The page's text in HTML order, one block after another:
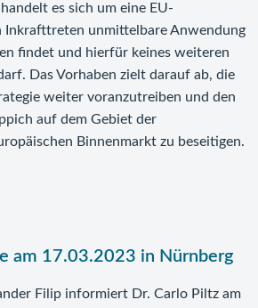
es sich um eine EU-
Inkrafttreten unmittelbare Anwendung
findet und hierfür keines weiteren
Das Vorhaben zielt darauf ab, die
weiter voranzutreiben und den
auf dem Gebiet der
Binnenmarkt zu beseitigen.
am 17.03.2023 in Nürnberg
Filip informiert Dr. Carlo Piltz am